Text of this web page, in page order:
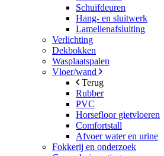
Schuifdeuren
Hang- en sluitwerk
Lamellenafsluiting
Verlichting
Dekbokken
Wasplaatspalen
Vloer/wand
Terug
Rubber
PVC
Horsefloor gietvloeren
Comfortstall
Afvoer water en urine
Fokkerij en onderzoek